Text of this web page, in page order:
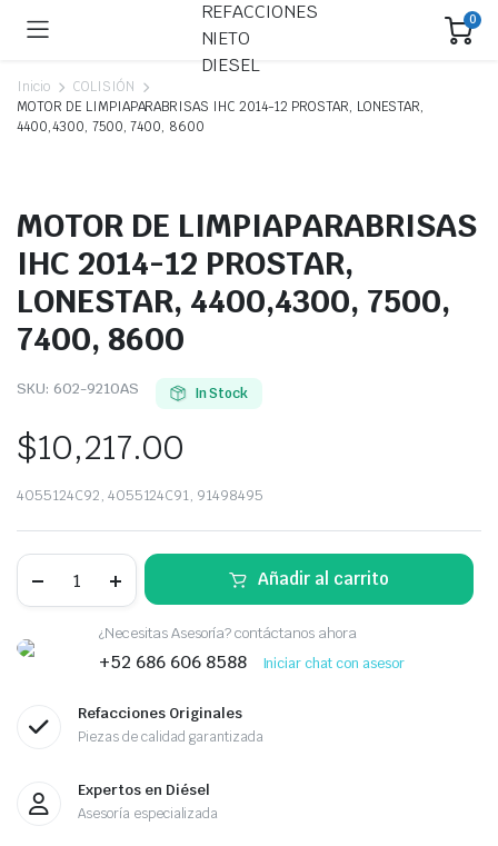
0
Inicio
COLISIÓN
MOTOR DE LIMPIAPARABRISAS IHC 2014-12 PROSTAR, LONESTAR,
4400,4300, 7500, 7400, 8600
MOTOR DE LIMPIAPARABRISAS
IHC 2014-12 PROSTAR,
LONESTAR, 4400,4300, 7500,
7400, 8600
SKU: 602-9210AS In Stock
$10,217.00
4055124C92, 4055124C91, 91498495
LIMPIAPARABRISAS
4400,4300,
7500,
quantity
Añadir al carrito
¿Necesitas Asesoría? contáctanos ahora
+52 686 606 8588 Iniciar chat con asesor
Refacciones Originales
Piezas de calidad garantizada
Expertos en Diésel
Asesoría especializada